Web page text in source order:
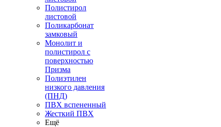
Полистирол
листовой
Поликарбонат
замковый
Монолит и
полистирол с
поверхностью
Призма
Полиэтилен
низкого давления
(ПНД)
ПВХ вспененный
Жесткий ПВХ
Ещё